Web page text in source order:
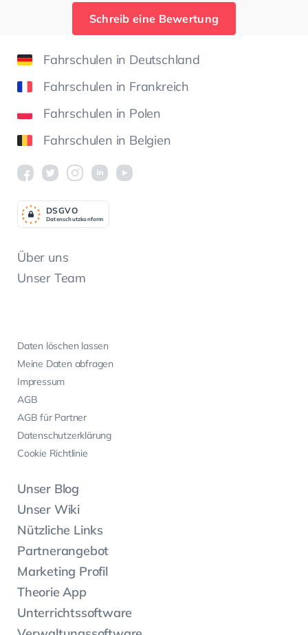
Schreib eine Bewertung
Fahrschulen in Deutschland
Fahrschulen in Frankreich
Fahrschulen in Polen
Fahrschulen in Belgien
Über uns
Unser Team
Daten löschen lassen
Meine Daten abfragen
Impressum
AGB
AGB für Partner
Datenschutzerklärung
Cookie Richtlinie
Unser Blog
Unser Wiki
Nützliche Links
Partnerangebot
Marketing Profil
Theorie App
Unterrichtssoftware
Datenschutzkonform
DSGVO